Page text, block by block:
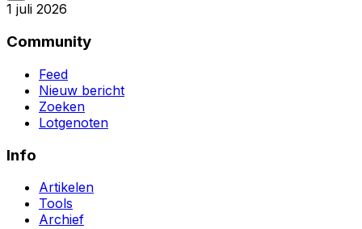
1 juli 2026
Community
Feed
Nieuw bericht
Zoeken
Lotgenoten
Info
Artikelen
Tools
Archief